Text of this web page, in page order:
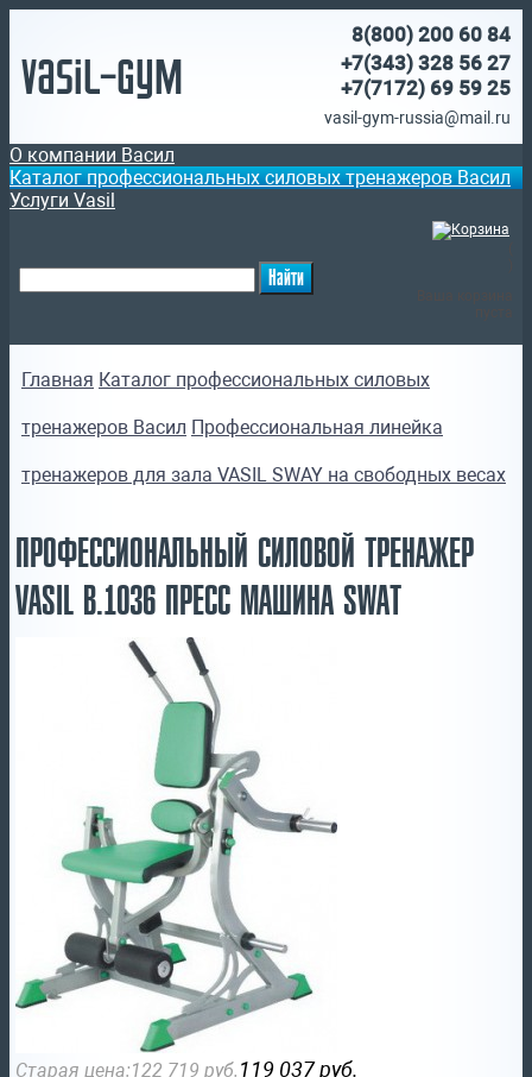
Vasil-Gym
8(800) 200 60 84
+7(343) 328 56 27
+7(7172) 69 59 25
vasil-gym-russia@mail.ru
О компании Васил
Каталог профессиональных силовых тренажеров Васил
Услуги Vasil
Главная Каталог профессиональных силовых
тренажеров Васил Профессиональная линейка
тренажеров для зала VASIL SWAY на свободных весах
ПРОФЕССИОНАЛЬНЫЙ СИЛОВОЙ ТРЕНАЖЕР
VASIL В.1036 ПРЕСС МАШИНА SWAT
Старая цена:122 719 руб. 119 037 руб.